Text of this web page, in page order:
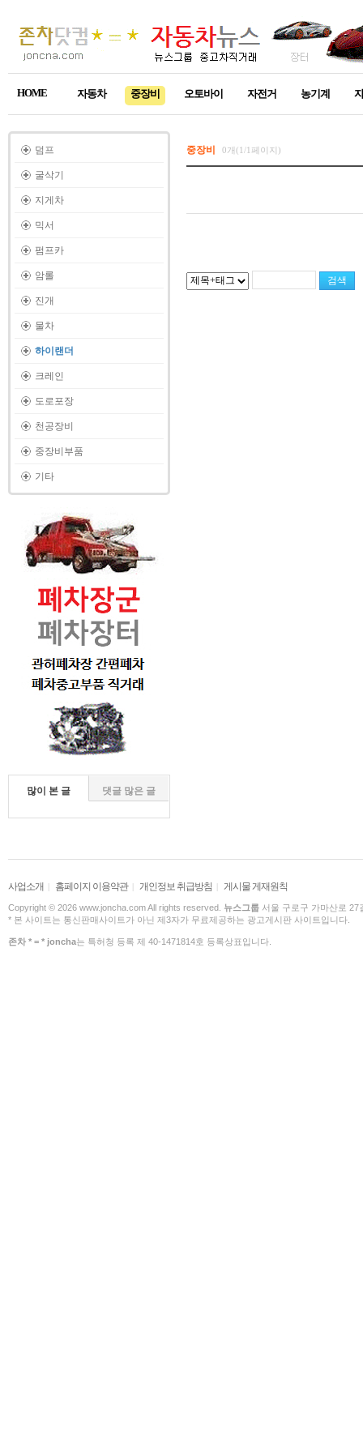
HOME 자동차 중장비 오토바이 자전거 농기계
덤프
굴삭기
지게차
믹서
펌프카
암롤
진개
물차
하이랜더
크레인
도로포장
천공장비
중장비부품
기타
많이 본 글 댓글 많은 글
중장비 0개(1/1페이지)
사업소개 | 홈페이지 이용약관| 개인정보 취급방침 | 게시물 게재원칙
Copyright © 2026 www.joncha.com All rights reserved. 뉴스그룹 서울 구로구 가마산로
* 본 사이트는 통신판매사이트가 아닌 제3자가 무료제공하는 광고게시판 사이트입니다.
존차 * = * joncha는 특허청 등록 제 40-1471814호 등록상표입니다.